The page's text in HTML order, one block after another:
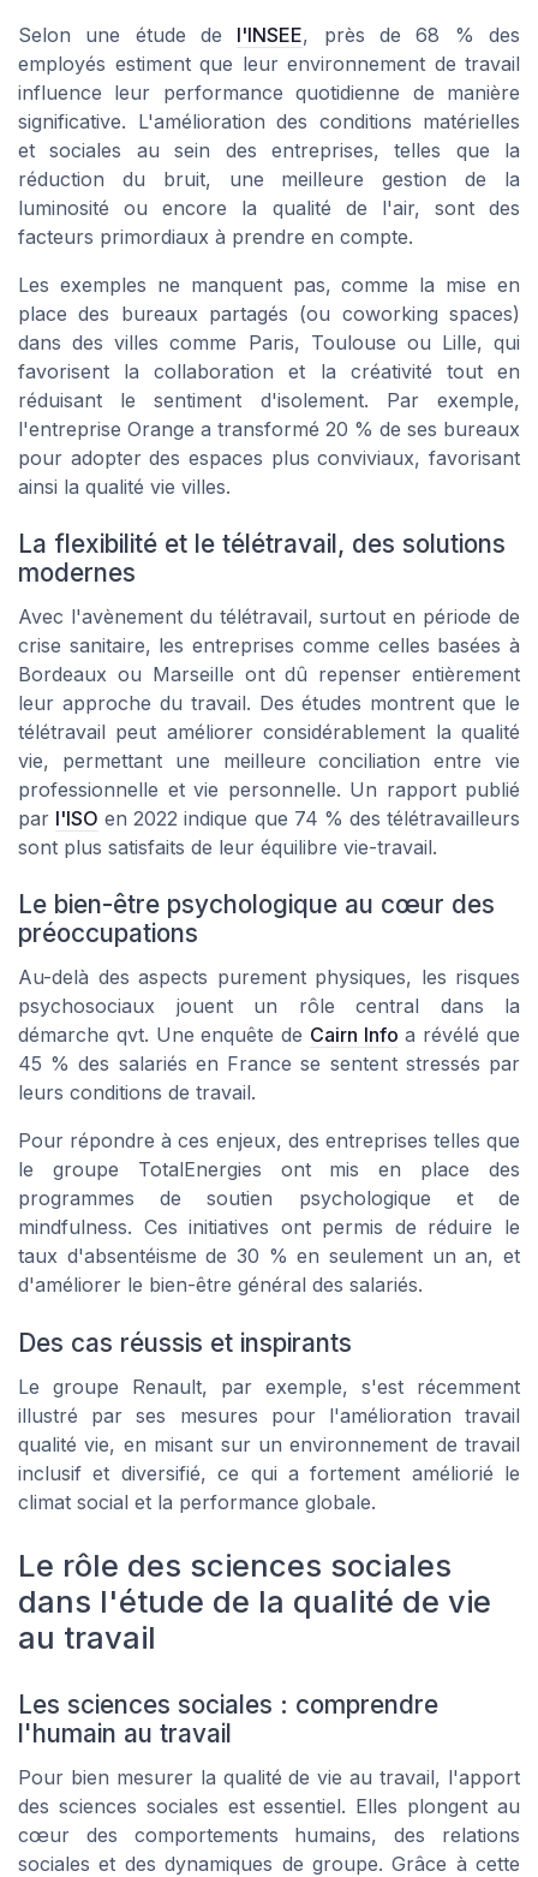
Selon une étude de l'INSEE, près de 68 % des
employés estiment que leur environnement de travail
influence leur performance quotidienne de manière
significative. L'amélioration des conditions matérielles
et sociales au sein des entreprises, telles que la
réduction du bruit, une meilleure gestion de la
luminosité ou encore la qualité de l'air, sont des
facteurs primordiaux à prendre en compte.
Les exemples ne manquent pas, comme la mise en
place des bureaux partagés (ou coworking spaces)
dans des villes comme Paris, Toulouse ou Lille, qui
favorisent la collaboration et la créativité tout en
réduisant le sentiment d'isolement. Par exemple,
l'entreprise Orange a transformé 20 % de ses bureaux
pour adopter des espaces plus conviviaux, favorisant
ainsi la qualité vie villes.
La flexibilité et le télétravail, des solutions
modernes
Avec l'avènement du télétravail, surtout en période de
crise sanitaire, les entreprises comme celles basées à
Bordeaux ou Marseille ont dû repenser entièrement
leur approche du travail. Des études montrent que le
télétravail peut améliorer considérablement la qualité
vie, permettant une meilleure conciliation entre vie
professionnelle et vie personnelle. Un rapport publié
par l'ISO en 2022 indique que 74 % des télétravailleurs
sont plus satisfaits de leur équilibre vie-travail.
Le bien-être psychologique au cœur des
préoccupations
Au-delà des aspects purement physiques, les risques
psychosociaux jouent un rôle central dans la
démarche qvt. Une enquête de Cairn Info a révélé que
45 % des salariés en France se sentent stressés par
leurs conditions de travail.
Pour répondre à ces enjeux, des entreprises telles que
le groupe TotalEnergies ont mis en place des
programmes de soutien psychologique et de
mindfulness. Ces initiatives ont permis de réduire le
taux d'absentéisme de 30 % en seulement un an, et
d'améliorer le bien-être général des salariés.
Des cas réussis et inspirants
Le groupe Renault, par exemple, s'est récemment
illustré par ses mesures pour l'amélioration travail
qualité vie, en misant sur un environnement de travail
inclusif et diversifié, ce qui a fortement améliorié le
climat social et la performance globale.
Le rôle des sciences sociales
dans l'étude de la qualité de vie
au travail
Les sciences sociales : comprendre
l'humain au travail
Pour bien mesurer la qualité de vie au travail, l'apport
des sciences sociales est essentiel. Elles plongent au
cœur des comportements humains, des relations
sociales et des dynamiques de groupe. Grâce à cette